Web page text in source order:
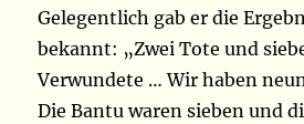
Gelegentlich gab er die
bekannt: „Zwei Tote und
Verwundete … Wir haben
Die Bantu waren sieben und